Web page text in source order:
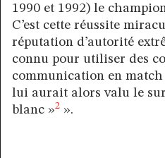
1990 et 1992) le
C’est cette réussite
réputation d’autorité
connu pour utiliser des
communication en match
lui aurait alors valu le
blanc »2 ».